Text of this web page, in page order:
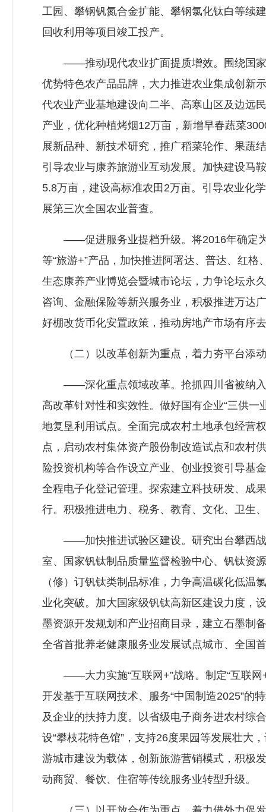
工园、攀钢钒氮合金扩能、攀钢氯化钛白等续
回收利用等项目竣工投产。
——推动现代农业扩面提质增效。围绕国家
优势特色农产品品牌，大力推进农业集成创新
代农业产业基地建设向二半、高寒山区及边远
产业，优化种植烤烟12万亩，新增早春蔬菜
展新品种、新技术研究，推广稻菜轮作、果蔬
引导农业与康养旅游业互动发展。加快建设马
5.8万亩，建设高标准农田2万亩。引导农业化
展第三次全国农业普查。
——促进服务业提档升级。将2016年确定为“
等“旅游+”产品，加快推进阿署达、普达、红
生态康养产业博览会暨城市论坛，力争论坛永
咨询、金融保险等新兴服务业，积极推进万达
好棚改货币化安置政策，推动房地产市场有序
（二）以改革创新为重点，着力夯平台添
——深化重点领域改革。抢抓四川省被纳入
高改革针对性和实效性。做好国有企业“三供
地复垦利用试点。全面完成农村土地承包经营
点，启动农村集体资产股份制改造试点和农村
险投资机构等合作设立产业、创业投资引导基
全程电子化登记管理。探索建立科技研发、成
行。积极推进电力、税务、教育、文化、卫生
——加快推进试验区建设。研究出台攀西战
室、国家钒钛制品质量监督检验中心、钒钛资
（修）订钒钛类制品标准，力争高温碳化低
业化突破。加大国家级钒钛高新区建设力度，
墨资源开发规划和产业招商目录，建立石墨制
全省首批养老健康服务业发展试点城市、全国
——大力实施“互联网+”战略。制定“互联网
开发基于互联网技术、服务“中国制造2025”的
及企业的扶持力度。以省级电子商务进农村综
设“攀枝花特色馆”，支持26度果园等发展壮大
游城市建设为载体，创新旅游营销模式，积极
动商贸、餐饮、住宿等传统服务业转型升级。